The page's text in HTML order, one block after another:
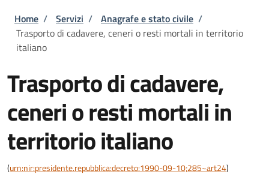
Briciole di pane
Home / Servizi / Anagrafe e stato civile /
Trasporto di cadavere, ceneri o resti mortali in territorio
italiano
Trasporto di cadavere,
ceneri o resti mortali in
territorio italiano
(urn:nir:presidente.repubblica:decreto:1990-09-10;285~art24)